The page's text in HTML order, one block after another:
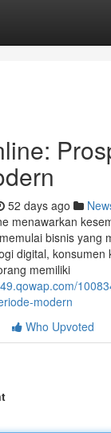
52 days ago
menawarkan
bisnis yang
digital, konsumen
memiliki
modern
Who Upvoted